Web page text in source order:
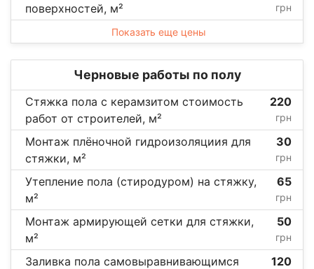
поверхностей, м²
грн
Показать еще цены
Черновые работы по полу
Стяжка пола с керамзитом стоимость
работ от строителей, м²
220
грн
Монтаж плёночной гидроизоляциия для
стяжки, м²
30
грн
Утепление пола (стиродуром) на стяжку,
м²
65
грн
Монтаж армирующей сетки для стяжки,
м²
50
грн
Заливка пола самовыравнивающимся
120